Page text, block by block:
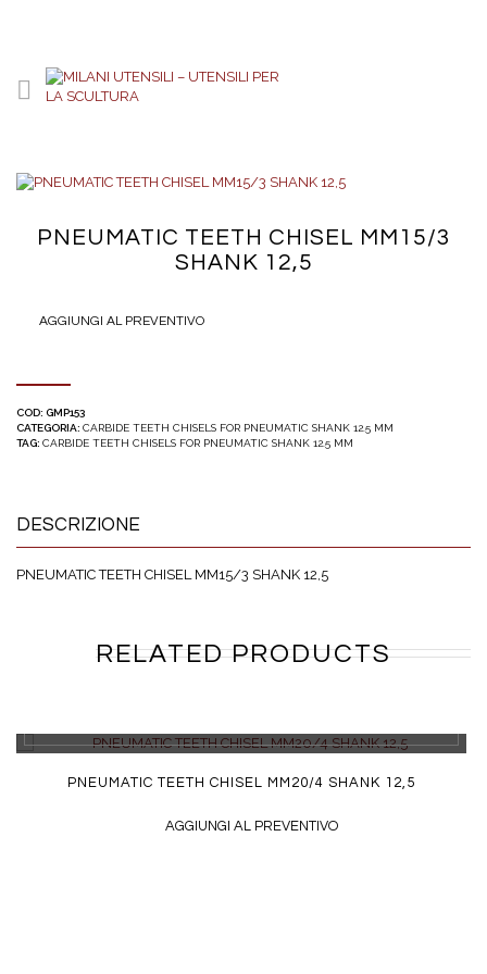
PNEUMATIC TEETH CHISEL MM15/3
SHANK 12,5
AGGIUNGI AL PREVENTIVO
COD: GMP153
CATEGORIA: CARBIDE TEETH CHISELS FOR PNEUMATIC SHANK 12.5 MM
TAG: CARBIDE TEETH CHISELS FOR PNEUMATIC SHANK 12.5 MM
DESCRIZIONE
PNEUMATIC TEETH CHISEL MM15/3 SHANK 12,5
RELATED PRODUCTS
PNEUMATIC TEETH CHISEL MM20/4 SHANK 12,5
AGGIUNGI AL PREVENTIVO